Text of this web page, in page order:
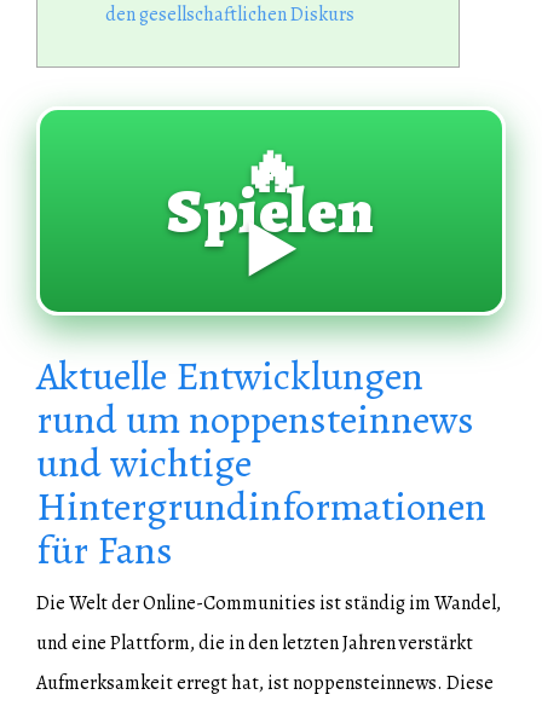
den gesellschaftlichen Diskurs
🔥
Spielen
▶️
Aktuelle Entwicklungen
rund um noppensteinnews
und wichtige
Hintergrundinformationen
für Fans
Die Welt der Online-Communities ist ständig im Wandel,
und eine Plattform, die in den letzten Jahren verstärkt
Aufmerksamkeit erregt hat, ist noppensteinnews. Diese